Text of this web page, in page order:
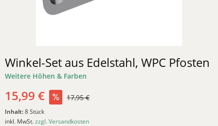
Winkel-Set aus Edelstahl, WPC Pfosten
Weitere Höhen & Farben
15,99 € 17,95 €
Inhalt:8 Stück
inkl. MwSt.zzgl. Versandkosten